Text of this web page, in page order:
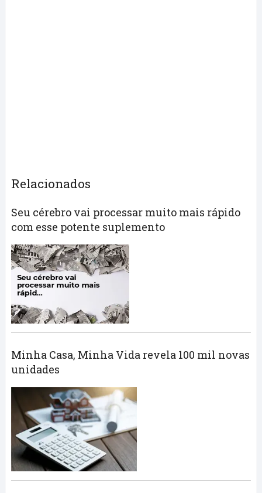
Relacionados
Seu cérebro vai processar muito mais rápido
com esse potente suplemento
Minha Casa, Minha Vida revela 100 mil novas
unidades